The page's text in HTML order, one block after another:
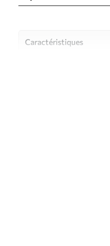
Caractéristiques